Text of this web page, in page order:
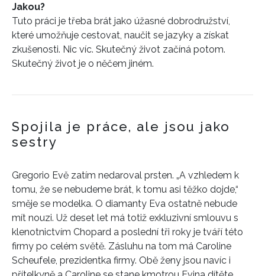
Jakou?
Tuto práci je třeba brát jako úžasné dobrodružství,
které umožňuje cestovat, naučit se jazyky a získat
zkušenosti. Nic víc. Skutečný život začíná potom.
Skutečný život je o něčem jiném.
Spojila je práce, ale jsou jako
sestry
Gregorio Evě zatím nedaroval prsten. „A vzhledem k
tomu, že se nebudeme brát, k tomu asi těžko dojde,“
směje se modelka. O diamanty Eva ostatně nebude
mít nouzi. Už deset let má totiž exkluzivní smlouvu s
klenotnictvím Chopard a poslední tři roky je tváří této
firmy po celém světě. Zásluhu na tom má Caroline
Scheufele, prezidentka firmy. Obě ženy jsou navíc i